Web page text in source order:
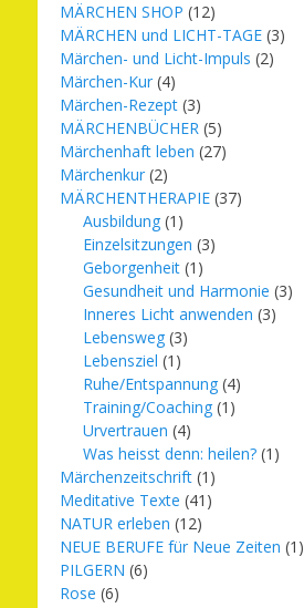
MÄRCHEN SHOP (12)
MÄRCHEN und LICHT-TAGE (3)
Märchen- und Licht-Impuls (2)
Märchen-Kur (4)
Märchen-Rezept (3)
MÄRCHENBÜCHER (5)
Märchenhaft leben (27)
Märchenkur (2)
MÄRCHENTHERAPIE (37)
Ausbildung (1)
Einzelsitzungen (3)
Geborgenheit (1)
Gesundheit und Harmonie (3)
Inneres Licht anwenden (3)
Lebensweg (3)
Lebensziel (1)
Ruhe/Entspannung (4)
Training/Coaching (1)
Urvertrauen (4)
Was heisst denn: heilen? (1)
Märchenzeitschrift (1)
Meditative Texte (41)
NATUR erleben (12)
NEUE BERUFE für Neue Zeiten (1)
PILGERN (6)
Rose (6)